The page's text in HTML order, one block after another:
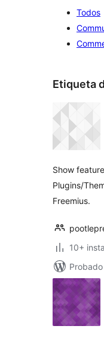
Todos
Etiqueta
Show
Plugins/
Freemius.
10+